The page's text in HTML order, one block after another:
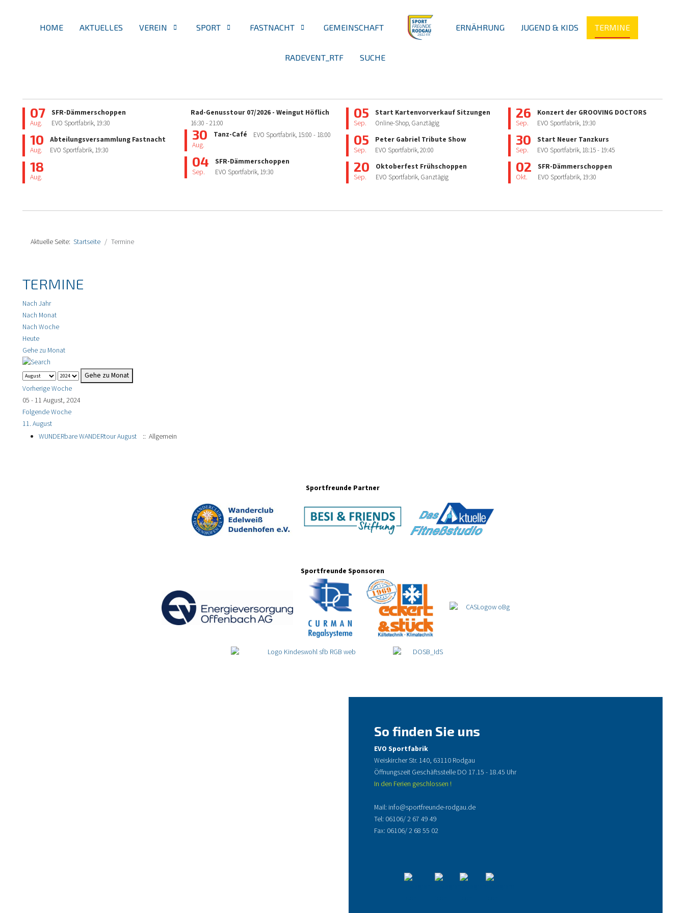
HOME AKTUELLES VEREIN SPORT FASTNACHT GEMEINSCHAFT ERNÄHRUNG JUGEND & KIDS TERMINE
RADEVENT_RTF SUCHE
07
Aug.
SFR-Dämmerschoppen
EVO Sportfabrik, 19:30
10
Aug.
Abteilungsversammlung Fastnacht
EVO Sportfabrik, 19:30
18
Aug.
Rad-Genusstour 07/2026 - Weingut Höflich
16:30 - 21:00
30
Aug.
Tanz-Café EVO Sportfabrik, 15:00 - 18:00
04
Sep.
SFR-Dämmerschoppen
EVO Sportfabrik, 19:30
05
Sep.
Start Kartenvorverkauf Sitzungen
Online-Shop, Ganztägig
05
Sep.
Peter Gabriel Tribute Show
EVO Sportfabrik,20:00
20
Sep.
Oktoberfest Frühschoppen
EVO Sportfabrik, Ganztägig
26
Sep.
Konzert der GROOVING DOCTORS
EVO Sportfabrik, 19:30
30
Sep.
Start Neuer Tanzkurs
EVO Sportfabrik, 18:15- 19:45
02
Okt.
SFR-Dämmerschoppen
EVO Sportfabrik, 19:30
Aktuelle Seite: Startseite Termine
TERMINE
Nach Jahr
Nach Monat
Nach Woche
Heute
Gehe zu Monat
Gehe zu Monat
Vorherige Woche
05 - 11 August, 2024
Folgende Woche
11. August
WUNDERbare WANDERtour August
:: Allgemein
Sportfreunde Partner
Sportfreunde Sponsoren
So finden Sie uns
EVO Sportfabrik
Weiskircher Str. 140, 63110 Rodgau
Öffnungszeit Geschäftsstelle DO 17.15 - 18.45 Uhr
In den Ferien geschlossen !
Mail: info@sportfreunde-rodgau.de
Tel: 06106/ 2 67 49 49
Fax: 06106/ 2 68 55 02